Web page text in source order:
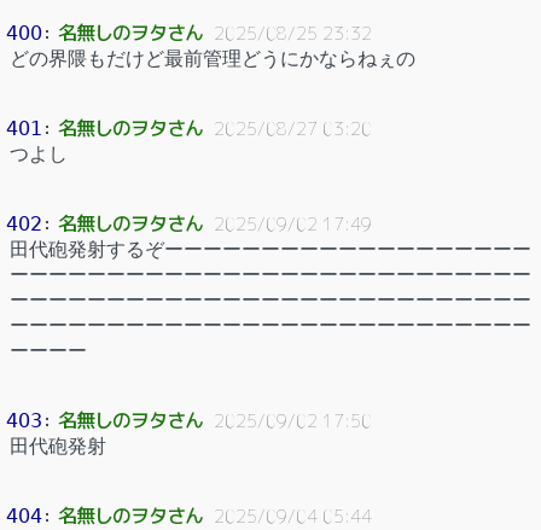
400： 名無しのヲタさん 2025/08/25 23:32
どの界隈もだけど最前管理どうにかならねぇの
401 ： 名無しのヲタさん 2025/08/27 03:20
つよし
402 ： 名無しのヲタさん 2025/09/02 17:49
田代砲発射するぞーーーーーーーーーーーーーーーーーーー
ーーーーーーーーーーーーーーーーーーーーーーーーーーー
ーーーーーーーーーーーーーーーーーーーーーーーーーーー
ーーーーーーーーーーーーーーーーーーーーーーーーーーー
ーーーー
403 ： 名無しのヲタさん 2025/09/02 17:50
田代砲発射
404： 名無しのヲタさん 2025/09/04 05:44